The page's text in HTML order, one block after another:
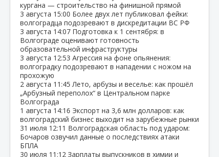
кургана — строительство на финишной прямой
3 августа 15:00 Более двух лет публиковал фейки:
волгоградца подозревают в дискредитации ВС РФ
3 августа 14:07 Подготовка к 1 сентября: в
Волгограде оценивают готовность
образовательной инфраструктуры
3 августа 12:53 Агрессия на фоне опьянения:
волгоградку подозревают в нападении с ножом на
прохожую
2 августа 11:45 Лето, арбузы и веселье: как прошёл
„Арбузный переполох“ в Центральном парке
Волгограда
1 августа 14:16 Экспорт на 3,6 млн долларов: как
волгоградский бизнес выходит на зарубежные рынки
31 июля 12:11 Волгоградская область под ударом:
Бочаров озвучил данные о последствиях атаки
БПЛА
30 июля 11:12 Зарплаты выпускников в химии и